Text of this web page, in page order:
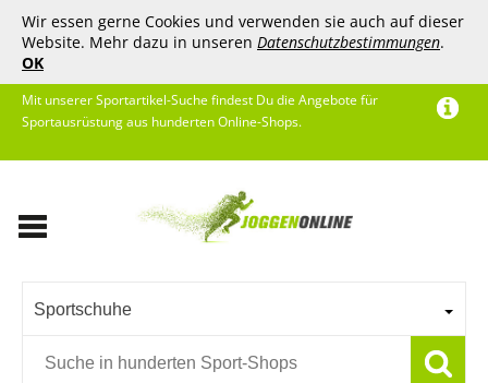
Wir essen gerne Cookies und verwenden sie auch auf dieser
Website. Mehr dazu in unseren Datenschutzbestimmungen.
OK
Mit unserer Sportartikel-Suche findest Du die Angebote für
Sportausrüstung aus hunderten Online-Shops.
Sportschuhe